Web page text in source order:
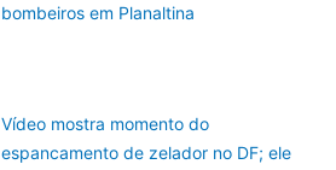
bombeiros em Planaltina
Vídeo mostra momento do
espancamento de zelador no DF; ele